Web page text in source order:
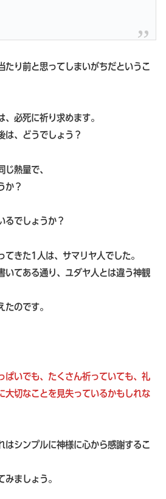
たり前と思ってしまいがちだというこ
必死に祈り求めます。
は、どうでしょう？
熱量で、
か？
るでしょうか？
てきた1人は、サマリヤ人でした。
いてある通り、ユダヤ人とは違う神観
たのです。
ぱいでも、たくさん祈っていても、礼
大切なことを見失っているかもしれな
はシンプルに神様に心から感謝するこ
みましょう。